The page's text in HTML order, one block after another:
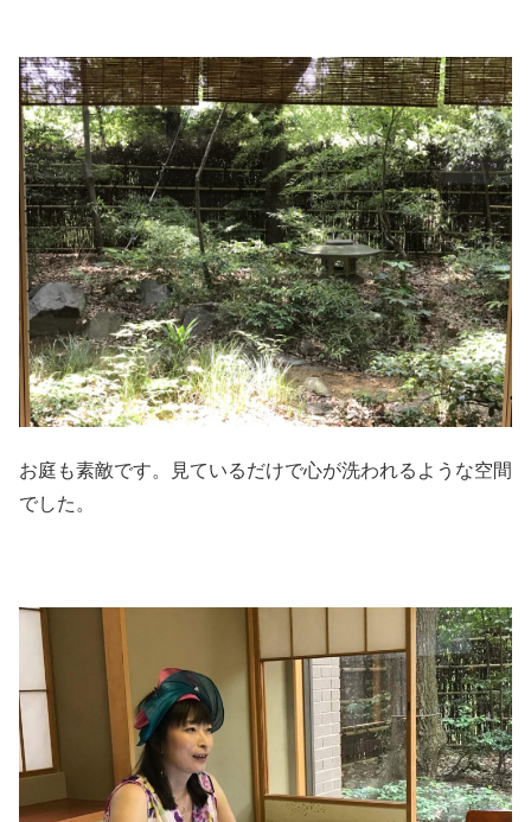
お庭も素敵です。見ているだけで心が洗われるような空間
でした。